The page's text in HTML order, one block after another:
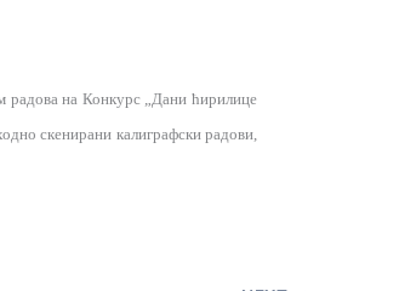
радова на Конкурс „Дани ћирилице
скенирани калиграфски радови,